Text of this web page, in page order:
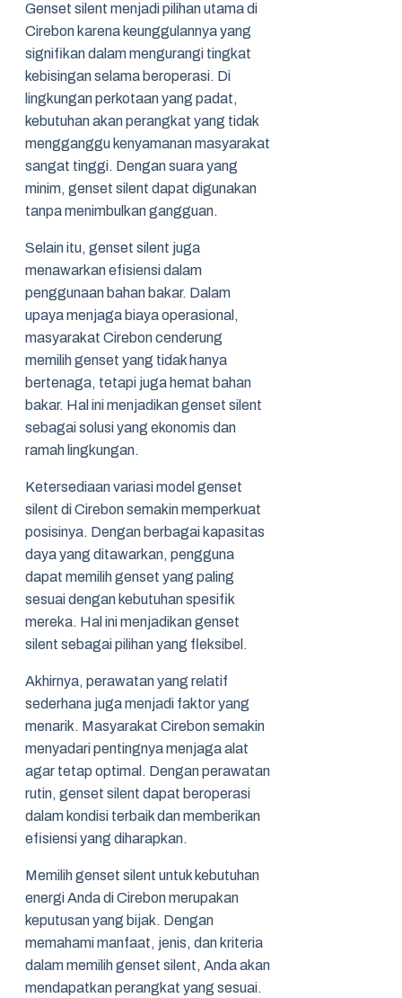
Genset silent menjadi pilihan utama di
Cirebon karena keunggulannya yang
signifikan dalam mengurangi tingkat
kebisingan selama beroperasi. Di
lingkungan perkotaan yang padat,
kebutuhan akan perangkat yang tidak
mengganggu kenyamanan masyarakat
sangat tinggi. Dengan suara yang
minim, genset silent dapat digunakan
tanpa menimbulkan gangguan.
Selain itu, genset silent juga
menawarkan efisiensi dalam
penggunaan bahan bakar. Dalam
upaya menjaga biaya operasional,
masyarakat Cirebon cenderung
memilih genset yang tidak hanya
bertenaga, tetapi juga hemat bahan
bakar. Hal ini menjadikan genset silent
sebagai solusi yang ekonomis dan
ramah lingkungan.
Ketersediaan variasi model genset
silent di Cirebon semakin memperkuat
posisinya. Dengan berbagai kapasitas
daya yang ditawarkan, pengguna
dapat memilih genset yang paling
sesuai dengan kebutuhan spesifik
mereka. Hal ini menjadikan genset
silent sebagai pilihan yang fleksibel.
Akhirnya, perawatan yang relatif
sederhana juga menjadi faktor yang
menarik. Masyarakat Cirebon semakin
menyadari pentingnya menjaga alat
agar tetap optimal. Dengan perawatan
rutin, genset silent dapat beroperasi
dalam kondisi terbaik dan memberikan
efisiensi yang diharapkan.
Memilih genset silent untuk kebutuhan
energi Anda di Cirebon merupakan
keputusan yang bijak. Dengan
memahami manfaat, jenis, dan kriteria
dalam memilih genset silent, Anda akan
mendapatkan perangkat yang sesuai.